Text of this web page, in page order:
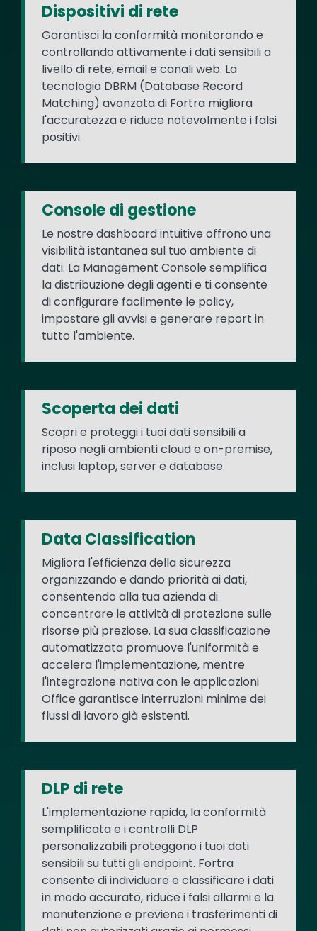
Dispositivi di rete
Garantisci la conformità monitorando e
controllando attivamente i dati sensibili a
livello di rete, email e canali web. La
tecnologia DBRM (Database Record
Matching) avanzata di Fortra migliora
l'accuratezza e riduce notevolmente i falsi
positivi.
Console di gestione
Le nostre dashboard intuitive offrono una
visibilità istantanea sul tuo ambiente di
dati. La Management Console semplifica
la distribuzione degli agenti e ti consente
di configurare facilmente le policy,
impostare gli avvisi e generare report in
tutto l'ambiente.
Scoperta dei dati
Scopri e proteggi i tuoi dati sensibili a
riposo negli ambienti cloud e on-premise,
inclusi laptop, server e database.
Data Classification
Migliora l'efficienza della sicurezza
organizzando e dando priorità ai dati,
consentendo alla tua azienda di
concentrare le attività di protezione sulle
risorse più preziose. La sua classificazione
automatizzata promuove l'uniformità e
accelera l'implementazione, mentre
l'integrazione nativa con le applicazioni
Office garantisce interruzioni minime dei
flussi di lavoro già esistenti.
DLP di rete
L'implementazione rapida, la conformità
semplificata e i controlli DLP
personalizzabili proteggono i tuoi dati
sensibili su tutti gli endpoint. Fortra
consente di individuare e classificare i dati
in modo accurato, riduce i falsi allarmi e la
manutenzione e previene i trasferimenti di